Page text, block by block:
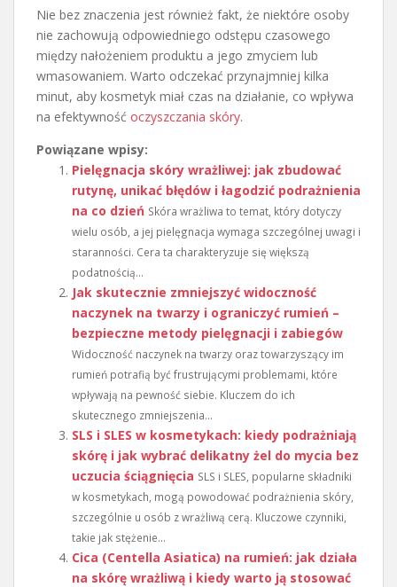
Nie bez znaczenia jest również fakt, że niektóre osoby
nie zachowują odpowiedniego odstępu czasowego
między nałożeniem produktu a jego zmyciem lub
wmasowaniem. Warto odczekać przynajmniej kilka
minut, aby kosmetyk miał czas na działanie, co wpływa
na efektywność oczyszczania skóry.
Powiązane wpisy:
Pielęgnacja skóry wrażliwej: jak zbudować
rutynę, unikać błędów i łagodzić podrażnienia
na co dzień Skóra wrażliwa to temat, który dotyczy
wielu osób, a jej pielęgnacja wymaga szczególnej uwagi i
staranności. Cera ta charakteryzuje się większą
podatnością...
Jak skutecznie zmniejszyć widoczność
naczynek na twarzy i ograniczyć rumień –
bezpieczne metody pielęgnacji i zabiegów
Widoczność naczynek na twarzy oraz towarzyszący im
rumień potrafią być frustrującymi problemami, które
wpływają na pewność siebie. Kluczem do ich
skutecznego zmniejszenia...
SLS i SLES w kosmetykach: kiedy podrażniają
skórę i jak wybrać delikatny żel do mycia bez
uczucia ściągnięcia SLS i SLES, popularne składniki
w kosmetykach, mogą powodować podrażnienia skóry,
szczególnie u osób z wrażliwą cerą. Kluczowe czynniki,
takie jak stężenie...
Cica (Centella Asiatica) na rumień: jak działa
na skórę wrażliwą i kiedy warto ją stosować